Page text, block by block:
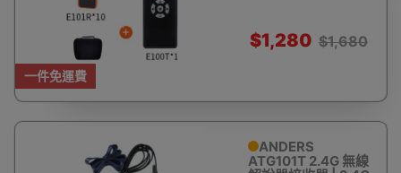
一件免運費
接待翻譯 同聲傳譯
$1,280 $1,680
ANDERS
ATG101T 2.4G 無線